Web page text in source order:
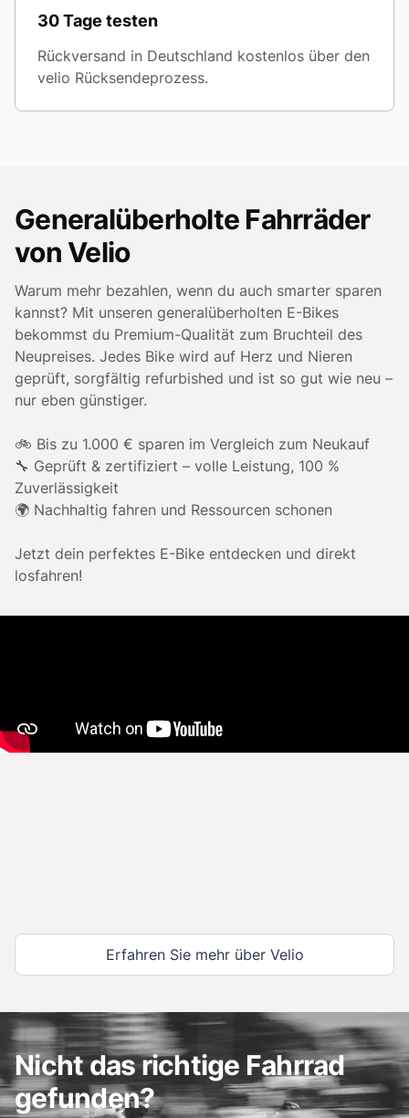
30 Tage testen
Rückversand in Deutschland kostenlos über den
velio Rücksendeprozess.
Generalüberholte Fahrräder
von Velio
Warum mehr bezahlen, wenn du auch smarter sparen
kannst? Mit unseren generalüberholten E-Bikes
bekommst du Premium-Qualität zum Bruchteil des
Neupreises. Jedes Bike wird auf Herz und Nieren
geprüft, sorgfältig refurbished und ist so gut wie neu –
nur eben günstiger.
🚲 Bis zu 1.000 € sparen im Vergleich zum Neukauf
🔧 Geprüft & zertifiziert – volle Leistung, 100 %
Zuverlässigkeit
🌍 Nachhaltig fahren und Ressourcen schonen
Jetzt dein perfektes E-Bike entdecken und direkt
losfahren!
Erfahren Sie mehr über Velio
Nicht das richtige Fahrrad
gefunden?